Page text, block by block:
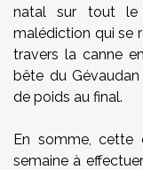
natal sur tout
malédiction qui se
travers la canne
bête du
de poids au final.
En somme, cette
semaine à